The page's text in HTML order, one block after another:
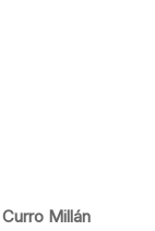
Curro Millán